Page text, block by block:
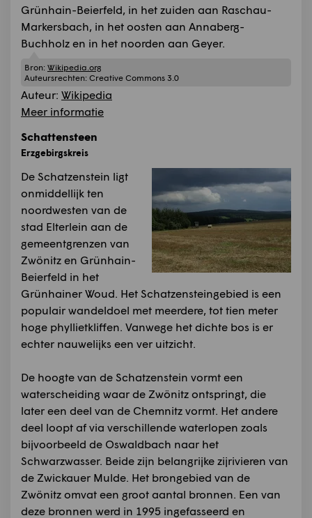
Grünhain-Beierfeld, in het zuiden aan Raschau-
Markersbach, in het oosten aan Annaberg-
Buchholz en in het noorden aan Geyer.
Bron: Wikipedia.org
Auteursrechten: Creative Commons 3.0
Auteur: Wikipedia
Meer informatie
Schattensteen
Erzgebirgskreis
De Schatzenstein ligt
onmiddellijk ten
noordwesten van de
stad Elterlein aan de
gemeentgrenzen van
Zwönitz en Grünhain-
Beierfeld in het
Grünhainer Woud. Het Schatzensteingebied is een
populair wandeldoel met meerdere, tot tien meter
hoge phyllietkliffen. Vanwege het dichte bos is er
echter nauwelijks een ver uitzicht.
De hoogte van de Schatzenstein vormt een
waterscheiding waar de Zwönitz ontspringt, die
later een deel van de Chemnitz vormt. Het andere
deel loopt af via verschillende waterlopen zoals
bijvoorbeeld de Oswaldbach naar het
Schwarzwasser. Beide zijn belangrijke zijrivieren van
de Zwickauer Mulde. Het brongebied van de
Zwönitz omvat een groot aantal bronnen. Een van
deze bronnen werd in 1995 ingefasseerd en